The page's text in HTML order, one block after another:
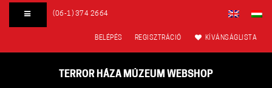
(06-1) 374 2664
BELÉPÉS REGISZTRÁCIÓ KÍVÁNSÁGLISTA
TERROR HÁZA MÚZEUM WEBSHOP